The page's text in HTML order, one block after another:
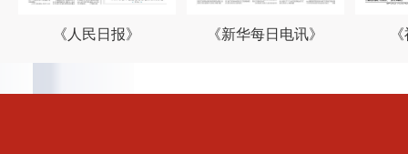
《人民日报》 《新华每日电讯》